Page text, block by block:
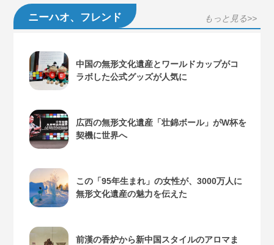
ニーハオ、フレンド もっと見る>>
中国の無形文化遺産とワールドカップがコ
ラボした公式グッズが人気に
広西の無形文化遺産「壮錦ボール」がW杯を
契機に世界へ
この「95年生まれ」の女性が、3000万人に
無形文化遺産の魅力を伝えた
前漢の香炉から新中国スタイルのアロマま